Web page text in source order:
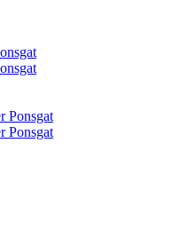
Ponsgat
Ponsgat